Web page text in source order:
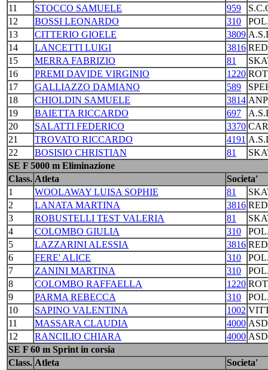
11
STOCCO SAMUELE 959
12
BOSSI LEONARDO 310
13
CITTERIO GIOELE 3809
14
LANCETTI LUIGI 3816
15
MERRA FABRIZIO 81
16
PREMI DAVIDE VIRGINIO 1220
17
GALLIAZZO DAMIANO 589
18
CHIOLDIN SAMUELE 3814
19
BAIETTA RICCARDO 697
20
SALATTI FEDERICO 3370
21
TROVATO RICCARDO 4191
22
BOSISIO CHRISTIAN 81
SE F 5000 m Eliminazione
Class. Atleta
Societa'
1
WOOLAWAY LUISA SOPHIE 81
2
LANATA MARTINA 3816
3
ROBUSTELLI TEST VALERIA 81
4
COLOMBO GIULIA 310
5
LAZZARINI ALESSIA 3816
6
FERE' ALICE 310
7
ZANINI MARTINA 310
8
COLOMBO RAFFAELLA 1220
9
PARMA REBECCA 310
10
SAPINO VALENTINA 1002
11
MASSARA CLAUDIA 4000
12
RANCILIO CHIARA 4000
SE F 60 m Sprint in corsia
Class. Atleta
Societa'